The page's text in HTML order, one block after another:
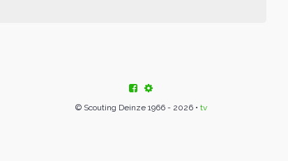
© Scouting Deinze 1966 - 2026 • tv